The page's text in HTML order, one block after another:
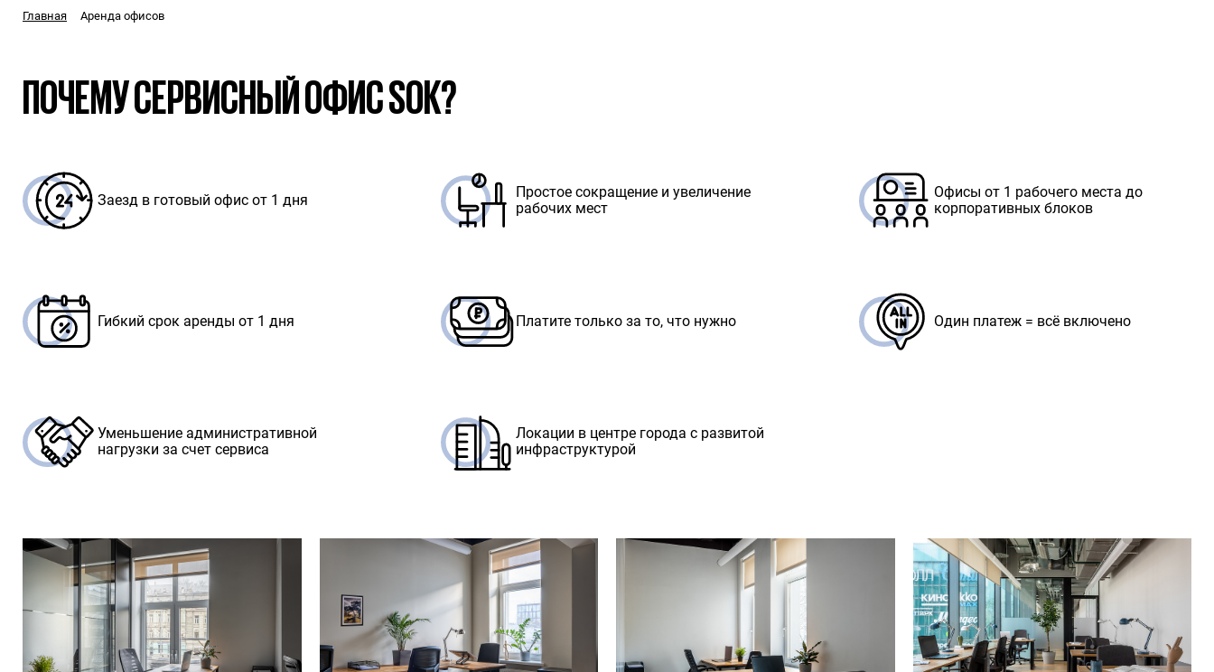
Главная Аренда офисов
ПОЧЕМУ СЕРВИСНЫЙ ОФИС SOK?
Заезд в готовый офис от 1 дня
Простое сокращение и увеличение
рабочих мест
Офисы от 1 рабочего места до
корпоративных блоков
Гибкий срок аренды от 1 дня Платите только за то, что нужно Один платеж = всё включено
Уменьшение административной
нагрузки за счет сервиса
Локации в центре города с развитой
инфраструктурой